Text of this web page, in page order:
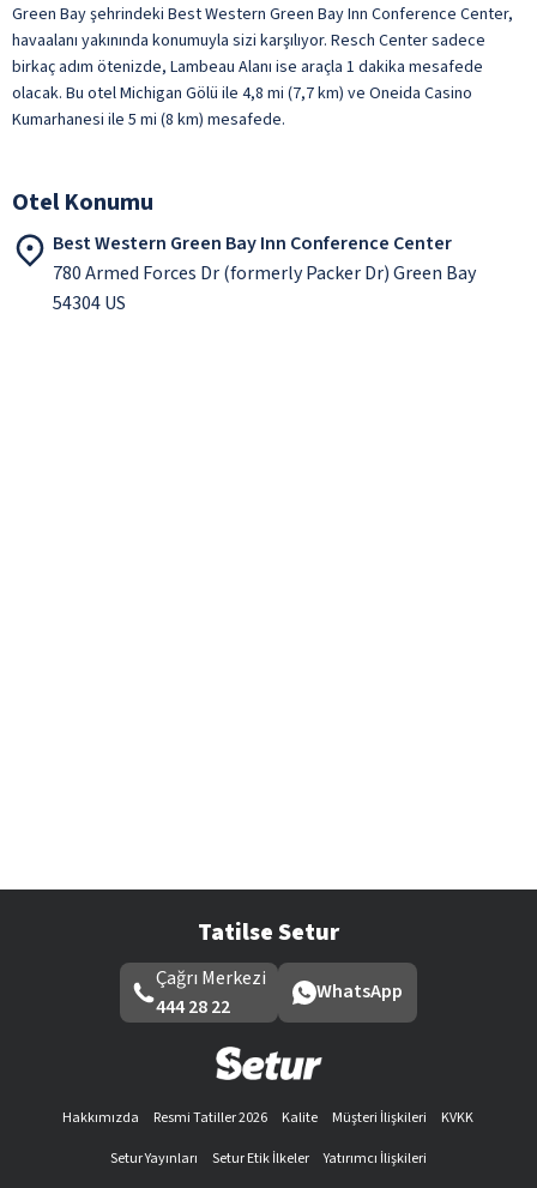
Green Bay şehrindeki Best Western Green Bay Inn Conference Center,
havaalanı yakınında konumuyla sizi karşılıyor. Resch Center sadece
birkaç adım ötenizde, Lambeau Alanı ise araçla 1 dakika mesafede
olacak. Bu otel Michigan Gölü ile 4,8 mi (7,7 km) ve Oneida Casino
Kumarhanesi ile 5 mi (8 km) mesafede.
Otel Konumu
Best Western Green Bay Inn Conference Center
780 Armed Forces Dr (formerly Packer Dr) Green Bay
54304 US
Tatilse Setur
Çağrı Merkezi
444 28 22
WhatsApp
Hakkımızda Resmi Tatiller 2026 Kalite Müşteri İlişkileri
KVKK
Setur Yayınları
Setur Etik İlkeler
Yatırımcı İlişkileri